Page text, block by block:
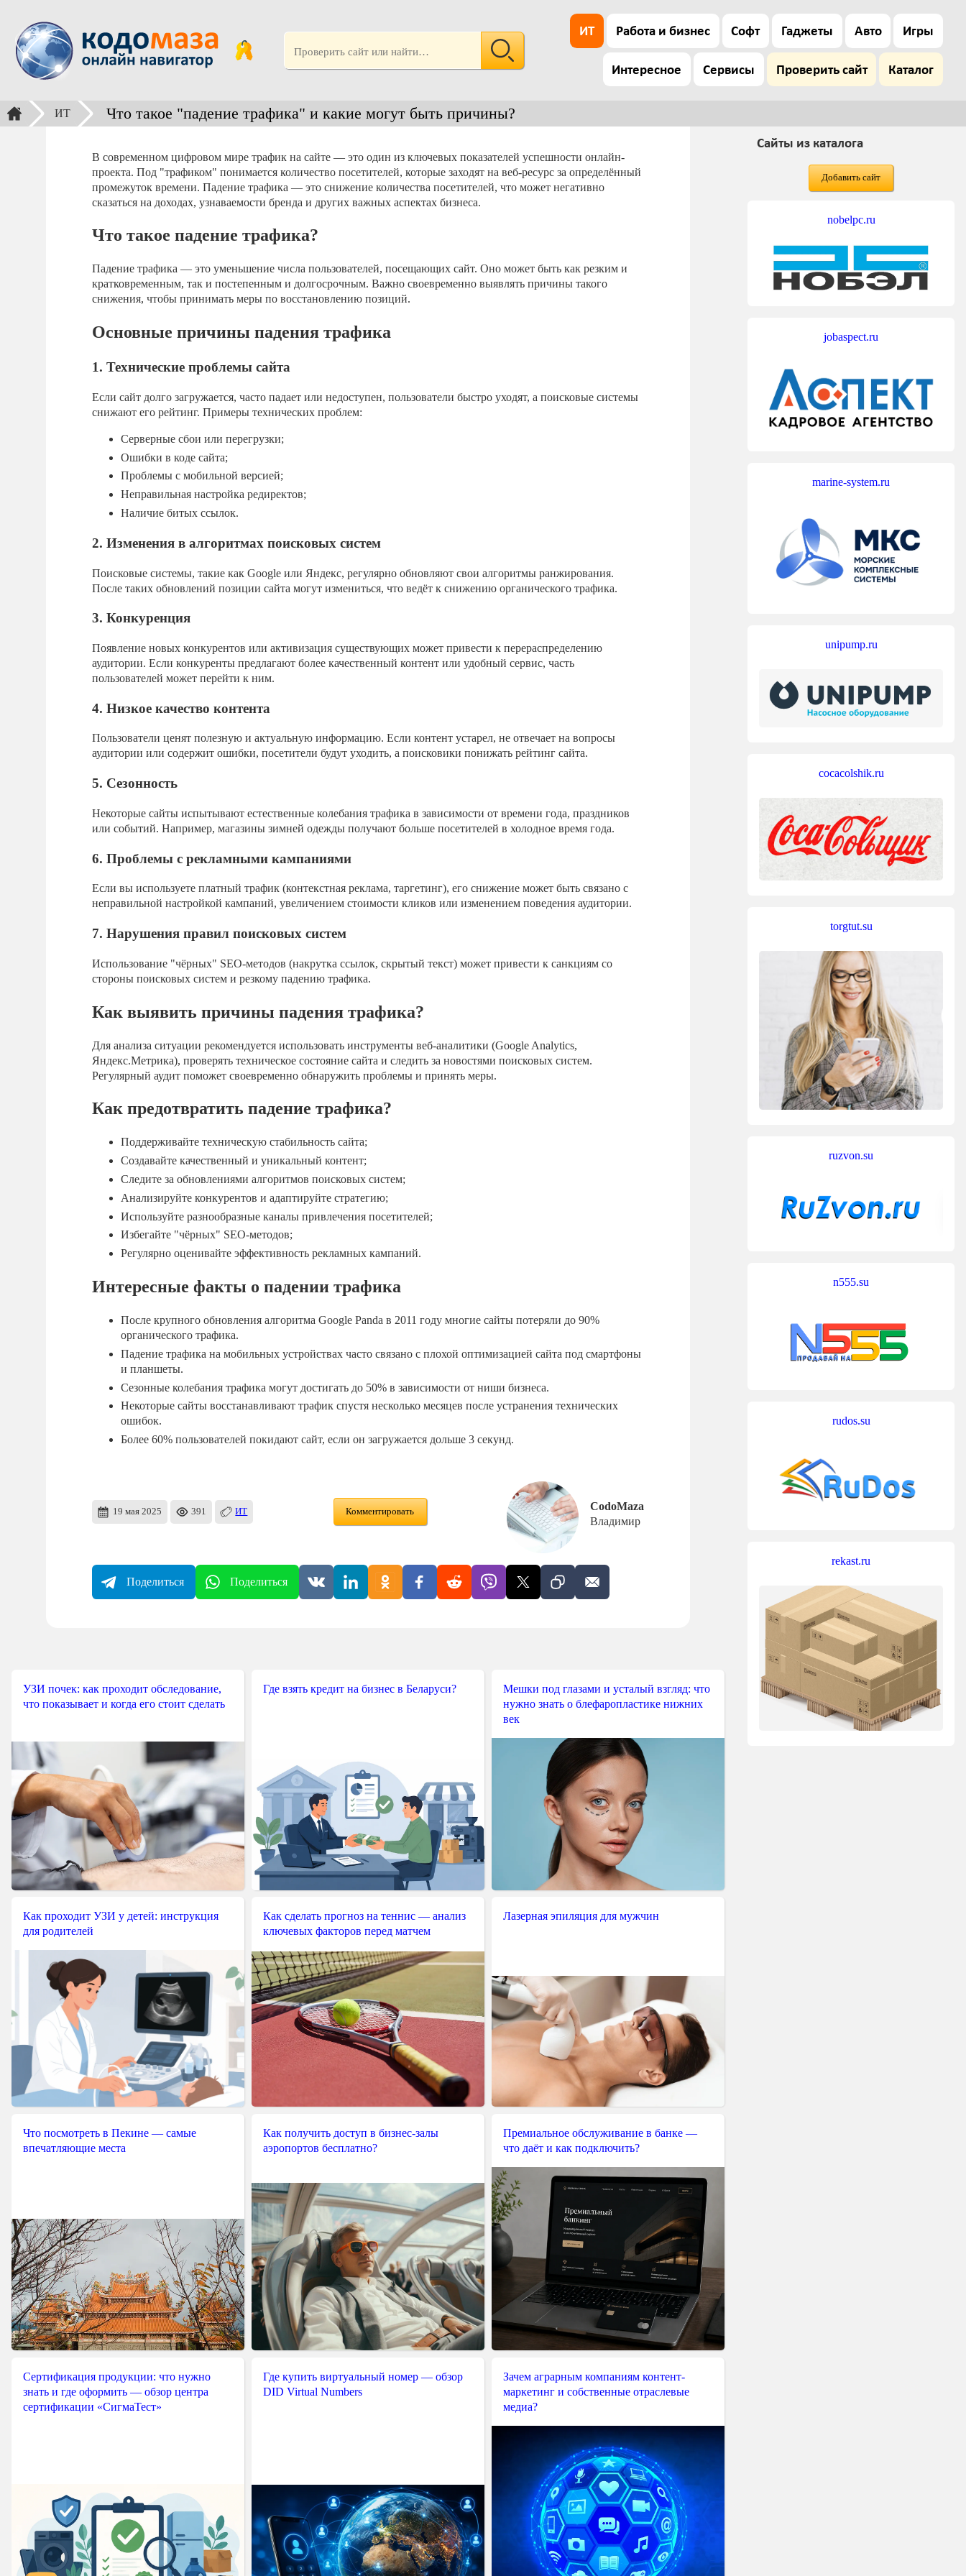
ИТ Работа и бизнес Софт Гаджеты Авто Игры
Интересное Сервисы Проверить сайт Каталог
ИТ Что такое "падение трафика" и какие могут быть причины?
В современном цифровом мире трафик на сайте — это один из ключевых показателей успешности онлайн-
проекта. Под "трафиком" понимается количество посетителей, которые заходят на веб-ресурс за определённый
промежуток времени. Падение трафика — это снижение количества посетителей, что может негативно
сказаться на доходах, узнаваемости бренда и других важных аспектах бизнеса.
Что такое падение трафика?
Падение трафика — это уменьшение числа пользователей, посещающих сайт. Оно может быть как резким и
кратковременным, так и постепенным и долгосрочным. Важно своевременно выявлять причины такого
снижения, чтобы принимать меры по восстановлению позиций.
Основные причины падения трафика
1. Технические проблемы сайта
Если сайт долго загружается, часто падает или недоступен, пользователи быстро уходят, а поисковые системы
снижают его рейтинг. Примеры технических проблем:
Серверные сбои или перегрузки;
Ошибки в коде сайта;
Проблемы с мобильной версией;
Неправильная настройка редиректов;
Наличие битых ссылок.
2. Изменения в алгоритмах поисковых систем
Поисковые системы, такие как Google или Яндекс, регулярно обновляют свои алгоритмы ранжирования.
После таких обновлений позиции сайта могут измениться, что ведёт к снижению органического трафика.
3. Конкуренция
Появление новых конкурентов или активизация существующих может привести к перераспределению
аудитории. Если конкуренты предлагают более качественный контент или удобный сервис, часть
пользователей может перейти к ним.
4. Низкое качество контента
Пользователи ценят полезную и актуальную информацию. Если контент устарел, не отвечает на вопросы
аудитории или содержит ошибки, посетители будут уходить, а поисковики понижать рейтинг сайта.
5. Сезонность
Некоторые сайты испытывают естественные колебания трафика в зависимости от времени года, праздников
или событий. Например, магазины зимней одежды получают больше посетителей в холодное время года.
6. Проблемы с рекламными кампаниями
Если вы используете платный трафик (контекстная реклама, таргетинг), его снижение может быть связано с
неправильной настройкой кампаний, увеличением стоимости кликов или изменением поведения аудитории.
7. Нарушения правил поисковых систем
Использование "чёрных" SEO-методов (накрутка ссылок, скрытый текст) может привести к санкциям со
стороны поисковых систем и резкому падению трафика.
Как выявить причины падения трафика?
Для анализа ситуации рекомендуется использовать инструменты веб-аналитики (Google Analytics,
Яндекс.Метрика), проверять техническое состояние сайта и следить за новостями поисковых систем.
Регулярный аудит поможет своевременно обнаружить проблемы и принять меры.
Как предотвратить падение трафика?
Поддерживайте техническую стабильность сайта;
Создавайте качественный и уникальный контент;
Следите за обновлениями алгоритмов поисковых систем;
Анализируйте конкурентов и адаптируйте стратегию;
Используйте разнообразные каналы привлечения посетителей;
Избегайте "чёрных" SEO-методов;
Регулярно оценивайте эффективность рекламных кампаний.
Интересные факты о падении трафика
После крупного обновления алгоритма Google Panda в 2011 году многие сайты потеряли до 90%
органического трафика.
Падение трафика на мобильных устройствах часто связано с плохой оптимизацией сайта под смартфоны
и планшеты.
Сезонные колебания трафика могут достигать до 50% в зависимости от ниши бизнеса.
Некоторые сайты восстанавливают трафик спустя несколько месяцев после устранения технических
ошибок.
Более 60% пользователей покидают сайт, если он загружается дольше 3 секунд.
19 мая 2025 391 ИТ Комментировать
CodoMaza
Владимир
Поделиться Поделиться
УЗИ почек: как проходит обследование,
что показывает и когда его стоит сделать
Где взять кредит на бизнес в Беларуси?
Мешки под глазами и усталый взгляд: что
нужно знать о блефаропластике нижних
век
Как проходит УЗИ у детей: инструкция
для родителей
Как сделать прогноз на теннис — анализ
ключевых факторов перед матчем
Лазерная эпиляция для мужчин
Что посмотреть в Пекине — самые
впечатляющие места
Как получить доступ в бизнес-залы
аэропортов бесплатно?
Премиальное обслуживание в банке —
что даёт и как подключить?
Сертификация продукции: что нужно
знать и где оформить — обзор центра
сертификации «СигмаТест»
Где купить виртуальный номер — обзор
DID Virtual Numbers
Зачем аграрным компаниям контент-
маркетинг и собственные отраслевые
медиа?
Сайты из каталога
Добавить сайт
nobelpc.ru
jobaspect.ru
marine-system.ru
unipump.ru
cocacolshik.ru
torgtut.su
ruzvon.su
n555.su
rudos.su
rekast.ru